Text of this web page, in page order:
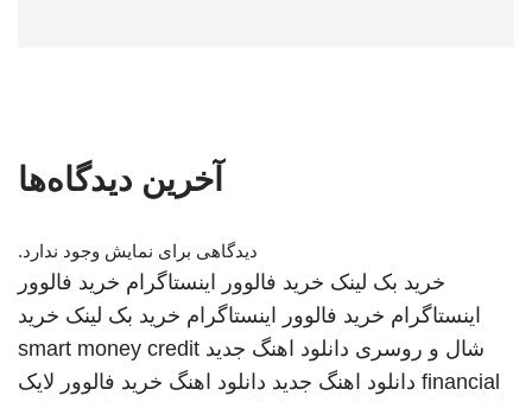
آخرین دیدگاه‌ها
دیدگاهی برای نمایش وجود ندارد.
خرید بک لینک خرید فالوور اینستاگرام خرید فالوور
اینستاگرام خرید فالوور اینستاگرام خرید بک لینک خرید
شال و روسری دانلود اهنگ جدید smart money credit
financial دانلود اهنگ جدید دانلود اهنگ خرید فالوور لایک